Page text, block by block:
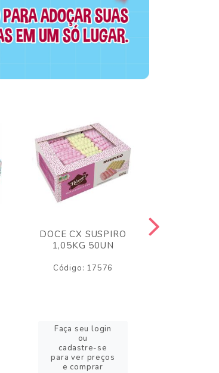
DOCE CX SUSPIRO
1,05KG 50UN
Código: 17576
Faça seu login
ou
cadastre-se
para ver preços
e comprar